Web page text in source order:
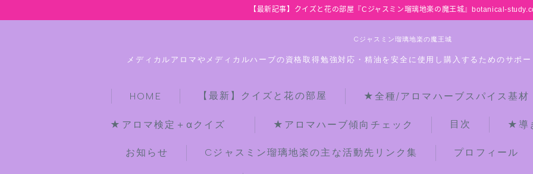
【最新記事】クイズと花の部屋『Cジャスミン瑠璃地楽の魔王城』botanical-
Cジャスミン瑠璃地楽の魔王城
メディカルアロマやメディカルハーブの資格取得勉強対応・精油を安全に使用し購入するためのサポ
HOME 【最新】クイズと花の部屋 ★全種/アロマハーブスパイス基
★アロマ検定＋αクイズ ★アロマハーブ傾向チェック 目次 ★導
お知らせ Cジャスミン瑠璃地楽の主な活動先リンク集 プロフィール
【最新】クイズと花の部屋